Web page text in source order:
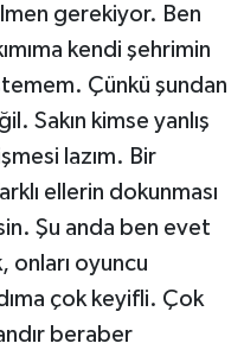
gerekiyor. Ben
kendi şehrimin
Çünkü şundan
Sakın kimse yanlış
lazım. Bir
ellerin dokunması
Şu anda ben evet
onları oyuncu
çok keyifli. Çok
beraber